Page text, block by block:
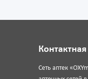
Сеть аптек